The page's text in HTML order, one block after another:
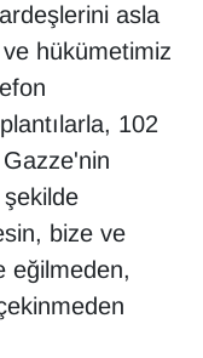
asla
hükümetimiz
102
Gazze'nin
bize ve
eğilmeden,